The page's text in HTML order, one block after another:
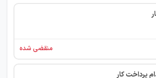
منقضی شده
پرداخت کار